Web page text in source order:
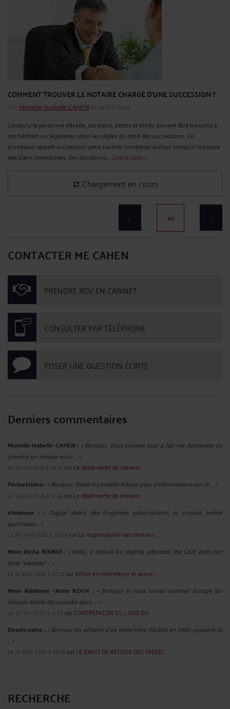
COMMENT TROUVER LE NOTAIRE CHARGÉ D’UNE SUCCESSION ?
Par Murielle-Isabelle CAHENle 24/09/2025
Lorsqu’une personne décède, ses biens, dettes et droits doivent être transmis à
ses héritiers ou légataires selon les règles du droit des successions. Ce
processus, appelé succession, peut s’avérer complexe, surtout lorsqu’il implique
des biens immobiliers, des donations ... Lire la suite >
Chargement en cours
< 10 >
CONTACTER ME CAHEN
PRENDRE RDV EN CABINET
CONSULTER PAR TÉLÉPHONE
POSER UNE QUESTION ÉCRITE
Derniers commentaires
Murielle-Isabelle CAHEN : « Bonjour, Vous pouvez tout à fait me demander de
prendre un rendez-vous ... »
Le 22 juin 2026 à 14:37sur Le dépôt-vente de chevaux
Périnelebleu :« Bonjour, Serait-il possible d'avoir plus d'informations sur ce ... »
Le 22 juin 2026 à 12:44 sur Le dépôt-vente de chevaux
elinanoor : « Digital debts like forgotten subscriptions or unpaid online
purchases ... »
Le 30 avril 2026 à 10:03 sur La responsabilité des héritiers ...
Mme Richa BISNOI : « Hello, It should be slightly adjusted: the CJUE does not
truly “validate” ... »
Le 22 avril 2026 à 07:12surAction en contrefaçon et œuvre ...
Mme Adrienne -Anne ROUX : « Bonjour si vous suivez sommet Europe sur
Google article de youtube donc ... »
Le 15 nov. 2025 à 11:08 sur CONTREFAÇON DU LOGO DU ...
Dessin-usine : « Bonjour les enfants d'un demi-frère décédé en 1986 peuvent-ils
... »
Le 27 août 2025 à 13:58 sur LE DROIT DE RETOUR DES FRERES ...
RECHERCHE